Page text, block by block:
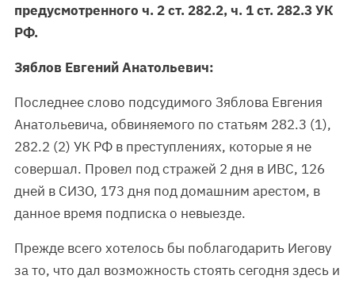
предусмотренного ч. 2 ст. 282.2, ч. 1 ст. 282.3 УК
РФ.
Зяблов Евгений Анатольевич:
Последнее слово подсудимого Зяблова Евгения
Анатольевича, обвиняемого по статьям 282.3 (1),
282.2 (2) УК РФ в преступлениях, которые я не
совершал. Провел под стражей 2 дня в ИВС, 126
дней в СИЗО, 173 дня под домашним арестом, в
данное время подписка о невыезде.
Прежде всего хотелось бы поблагодарить Иегову
за то, что дал возможность стоять сегодня здесь и